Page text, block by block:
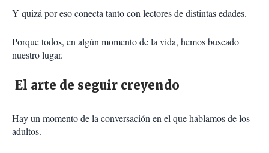
Y quizá por eso conecta tanto con lectores de distintas edades.
Porque todos, en algún momento de la vida, hemos buscado
nuestro lugar.
El arte de seguir creyendo
Hay un momento de la conversación en el que hablamos de los
adultos.